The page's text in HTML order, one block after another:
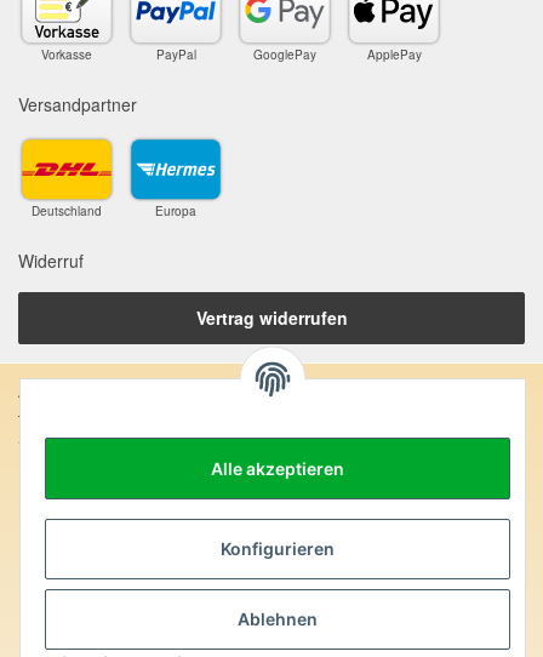
Alle akzeptieren
Konfigurieren
Ablehnen
Vorkasse PayPal GooglePay ApplePay
Versandpartner
Deutschland Europa
Widerruf
Vertrag widerrufen
Anschrift:
SteinZeitOase
D-75391 Gechingen
Edelsteine und Mineralien werden im esoterischen Bereich
besondere Kräfte und Eigenschaften zugeordnet. Wir weisen